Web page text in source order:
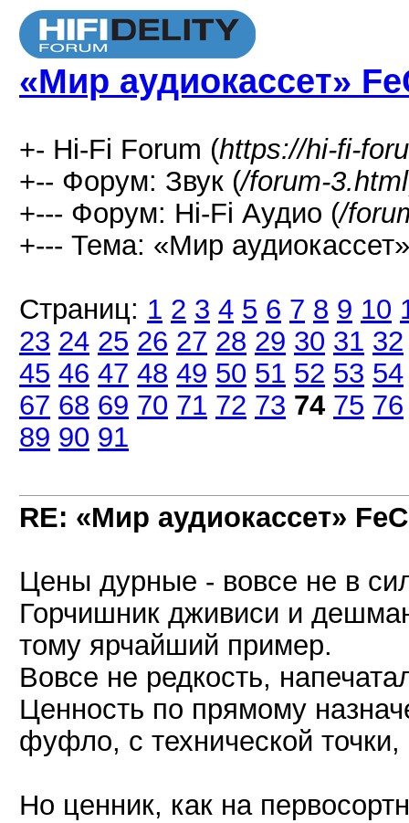
«Мир аудиокассет»
+- Hi-Fi Forum (https://hi-fi-
+-- Форум: Звук (/forum-3.html
+--- Форум: Hi-Fi Аудио (/
+--- Тема: «Мир
Страниц: 1 2 3 4 5 6 7 8 9 10
23 24 25 26 27 28 29 30 31 32
45 46 47 48 49 50 51 52 53 54
67 68 69 70 71 72 73 74 75 76
89 90 91
RE: «Мир аудиокассет»
Цены дурные - вовсе не в
Горчишник дживиси и
тому ярчайший пример.
Вовсе не редкость,
Ценность по прямому
фуфло, с технической
Но ценник, как на